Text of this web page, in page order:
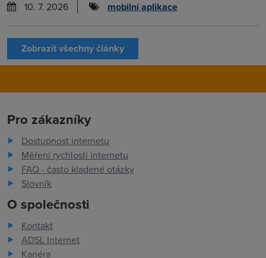
10. 7. 2026
mobilní aplikace
Zobrazit všechny články
Pro zákazníky
Dostupnost internetu
Měření rychlosti internetu
FAQ - často kladené otázky
Slovník
O společnosti
Kontakt
ADSL Internet
Kariéra